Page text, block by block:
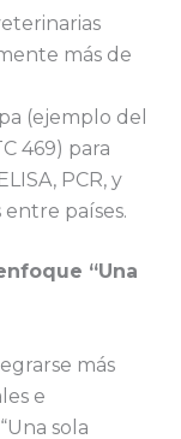
más de
(ejemplo del
469) para
PCR, y
países.
“Una
más
e
sola